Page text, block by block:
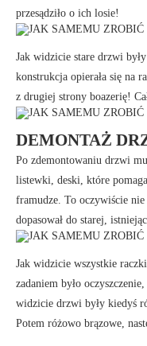
przesądziło o ich losie!
Jak widzicie stare drzwi
konstrukcja opierała się na
z drugiej strony boazerię!
DEMONTAŻ
Po zdemontowaniu drzwi
listewki, deski, które
framudze. To oczywiście
dopasował do starej,
Jak widzicie wszystkie
zadaniem było
widzicie drzwi były kiedyś
Potem różowo brązowe,